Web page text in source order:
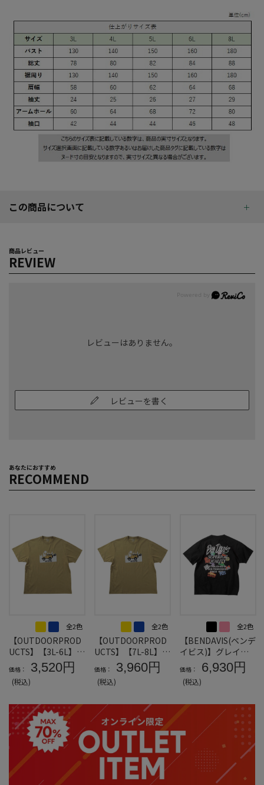
この商品について
商品レビュー
REVIEW
レビューはありません。
レビューを書く
あなたにおすすめ
RECOMMEND
全2色
【OUTDOORPROD
UCTS】【3L-6L】天
竺半袖TシャツD＊
カタログ商品
価格： 3,520円
(税込)
全2色
【OUTDOORPROD
UCTS】【7L-8L】天
竺半袖TシャツD＊
カタログ商品
価格： 3,960円
(税込)
全2色
【BENDAVIS(ベンデ
イビス)】グレイト
フル半袖Tシャツ＊
カタログ商品
価格： 6,930円
(税込)